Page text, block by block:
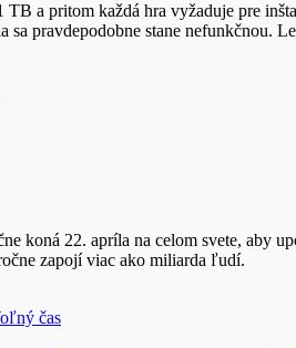
a pritom každá hra vyžaduje pre
pravdepodobne stane nefunkčnou.
koná 22. apríla na celom svete, aby
zapojí viac ako miliarda ľudí.
čas